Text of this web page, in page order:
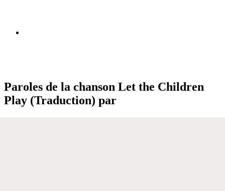
Paroles de la chanson Let the Children
Play (Traduction) par